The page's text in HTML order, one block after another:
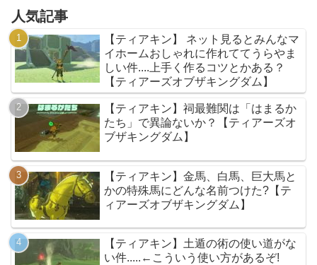
人気記事
【ティアキン】 ネット見るとみんなマ
イホームおしゃれに作れててうらやま
しい件....上手く作るコツとかある？
【ティアーズオブザキングダム】
【ティアキン】祠最難関は「はまるか
たち」で異論ないか？【ティアーズオ
ブザキングダム】
【ティアキン】金馬、白馬、巨大馬と
かの特殊馬にどんな名前つけた?【テ
ィアーズオブザキングダム】
【ティアキン】土遁の術の使い道がな
い件.....←こういう使い方があるぞ!